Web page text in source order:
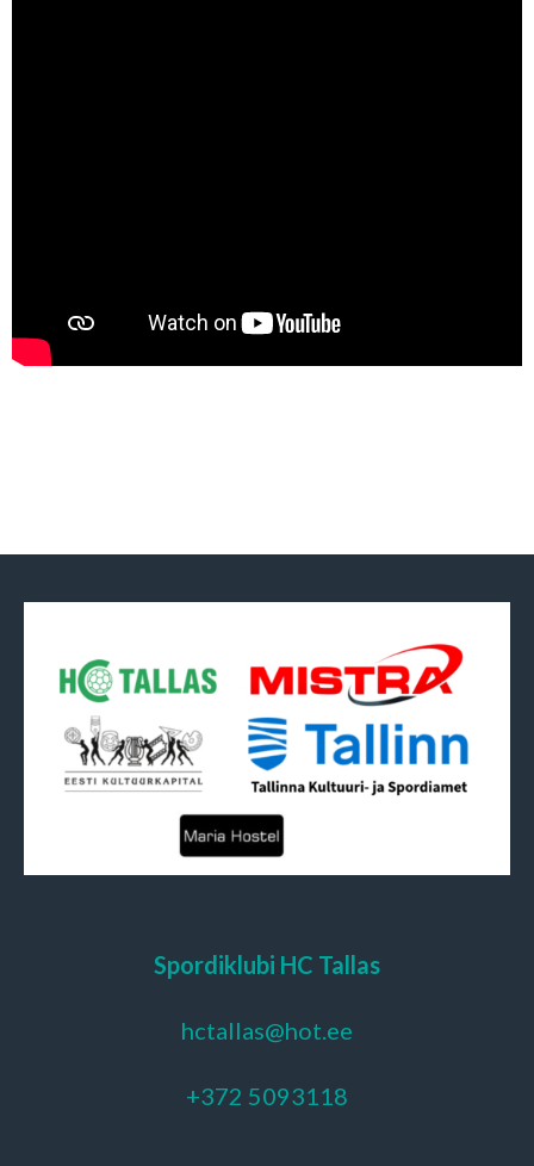
Spordiklubi HC Tallas
hctallas@hot.ee
+372 5093118